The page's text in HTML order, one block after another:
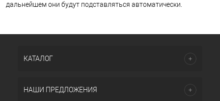
дальнейшем они будут подставляться автоматически.
КАТАЛОГ
НАШИ ПРЕДЛОЖЕНИЯ